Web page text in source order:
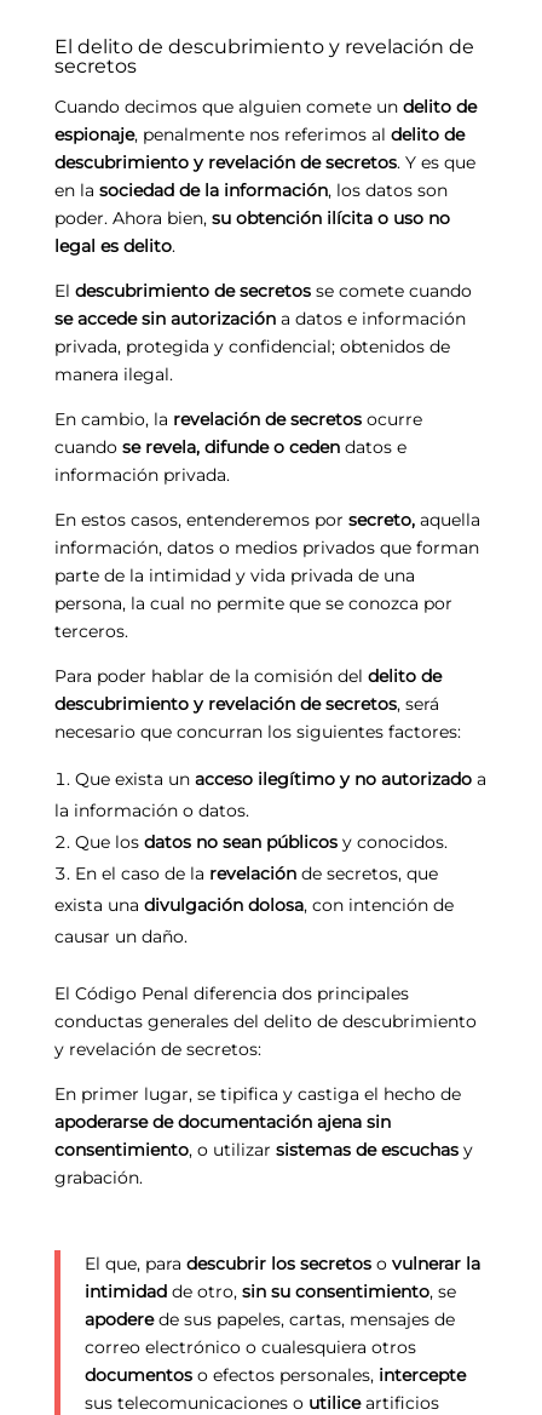
El delito de descubrimiento y revelación de
secretos
Cuando decimos que alguien comete un delito de
espionaje, penalmente nos referimos al delito de
descubrimiento y revelación de secretos. Y es que
en la sociedad de la información, los datos son
poder. Ahora bien, su obtención ilícita o uso no
legal es delito.
El descubrimiento de secretos se comete cuando
se accede sin autorizacióna datos e información
privada, protegida y confidencial; obtenidos de
manera ilegal.
En cambio, la revelación de secretosocurre
cuando se revela, difunde o cedendatos e
información privada.
En estos casos, entenderemos por secreto,aquella
información, datos o medios privados que forman
parte de la intimidad y vida privada de una
persona, la cual no permite que se conozca por
terceros.
Para poder hablar de la comisión del delito de
descubrimiento y revelación de secretos, será
necesario que concurran los siguientes factores:
Que exista un acceso ilegítimo y no autorizado a
la información o datos.
Que losdatos no sean públicos y conocidos.
En el caso de la revelaciónde secretos, que
exista una divulgación dolosa, con intención de
causar un daño.
El Código Penal diferencia dos principales
conductas generales del delito de descubrimiento
y revelación de secretos:
En primer lugar, se tipifica y castiga el hecho de
apoderarse de documentación ajena sin
consentimiento, o utilizar sistemas de escuchasy
grabación.
El que, para descubrir los secretos o vulnerar la
intimidadde otro, sin su consentimiento, se
apoderede sus papeles, cartas, mensajes de
correo electrónico o cualesquiera otros
documentoso efectos personales, intercepte
sus telecomunicaciones o utiliceartificios